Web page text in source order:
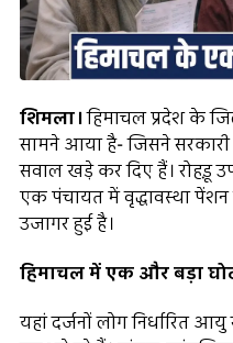
शिमला।हिमाचल प्रदेश के
सामने आया है- जिसने सरकारी
सवाल खड़े कर दिए हैं। रोहड़ू
एक पंचायत में वृद्धावस्था
उजागर हुई है।
हिमाचल में एक और बड़ा
यहां दर्जनों लोग निर्धारित